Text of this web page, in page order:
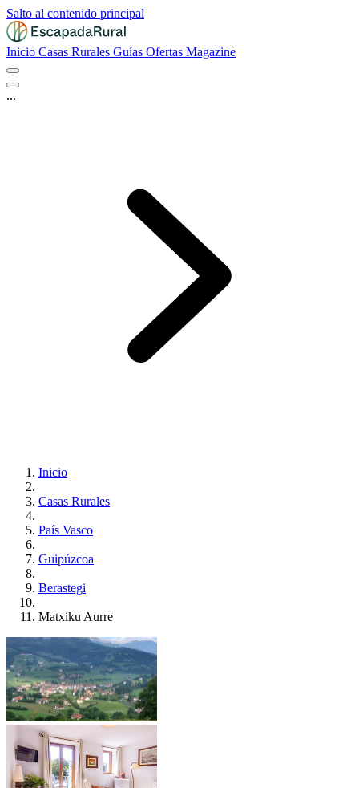
Salto al contenido principal
Inicio Casas Rurales Guías Ofertas Magazine
...
Inicio
Casas Rurales
País Vasco
Guipúzcoa
Berastegi
Matxiku Aurre